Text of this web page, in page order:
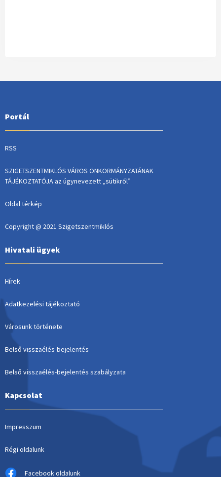
Portál
RSS
SZIGETSZENTMIKLÓS VÁROS ÖNKORMÁNYZATÁNAK
TÁJÉKOZTATÓJA az úgynevezett „sütikről”
Oldal térkép
Copyright @ 2021 Szigetszentmiklós
Hivatali ügyek
Hírek
Adatkezelési tájékoztató
Városunk története
Belső visszaélés-bejelentés
Belső visszaélés-bejelentés szabályzata
Kapcsolat
Impresszum
Régi oldalunk
Facebook oldalunk